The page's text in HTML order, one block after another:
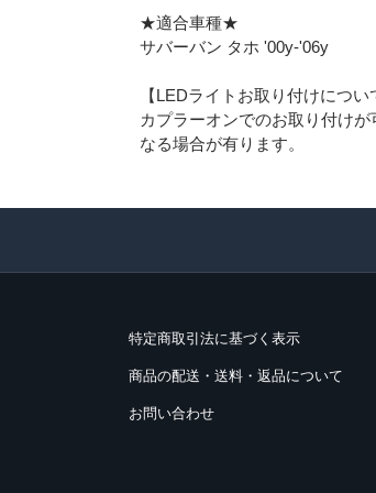
★適合車種★
サバーバン タホ '00y-'06y
【LEDライトお取り付けについ
カプラーオンでのお取り付け
なる場合が有ります。
特定商取引法に基づく表示
商品の配送・送料・返品について
お問い合わせ